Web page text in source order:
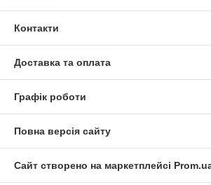
Контакти
Доставка та оплата
Графік роботи
Повна версія сайту
Сайт створено на маркетплейсі